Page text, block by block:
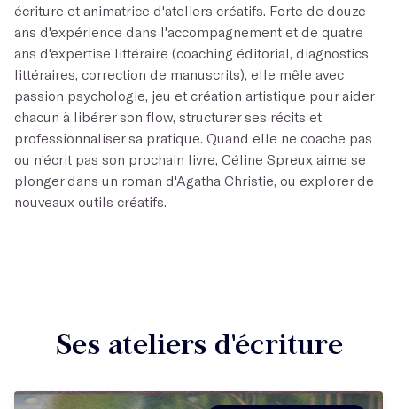
écriture et animatrice d'ateliers créatifs. Forte de douze
ans d'expérience dans l'accompagnement et de quatre
ans d'expertise littéraire (coaching éditorial, diagnostics
littéraires, correction de manuscrits), elle mêle avec
passion psychologie, jeu et création artistique pour aider
chacun à libérer son flow, structurer ses récits et
professionnaliser sa pratique. Quand elle ne coache pas
ou n'écrit pas son prochain livre, Céline Spreux aime se
plonger dans un roman d'Agatha Christie, ou explorer de
nouveaux outils créatifs.
Ses ateliers d'écriture